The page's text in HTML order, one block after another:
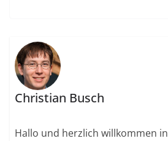
Christian Busch
Hallo und herzlich willkommen in